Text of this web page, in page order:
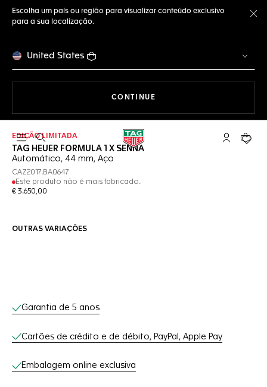
Escolha um país ou região para visualizar conteúdo exclusivo
para a sua localização.
United States
CONTINUE
Abrir a busca Conta My
Seu
EDIÇÃO LIMITADA
TAG HEUER FORMULA 1 X SENNA
Automático, 44 mm, Aço
CAZ2017.BA0647
Este produto não é mais fabricado.
€ 3.650,00
OUTRAS VARIAÇÕES
Serviços on-line
Garantia de 5 anos
Cartões de crédito e de débito, PayPal, Apple Pay
Embalagem online exclusiva